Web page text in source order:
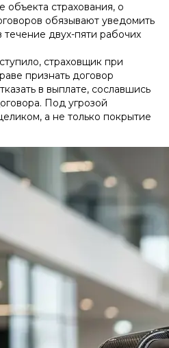
страхования, о
обязывают уведомить
двух-пяти рабочих
страховщик при
признать договор
в выплате, сославшись
Под угрозой
а не только покрытие